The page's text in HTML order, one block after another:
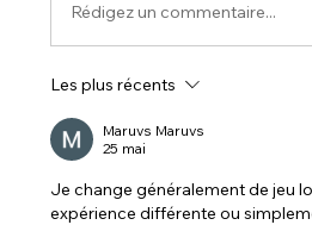
Rédigez un commentaire...
Les plus récents
Maruvs Maruvs
25 mai
Je change généralement de jeu
expérience différente ou